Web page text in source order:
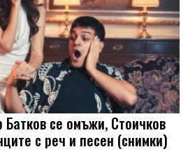
се омъжи, Стоичков
с реч и песен (снимки)